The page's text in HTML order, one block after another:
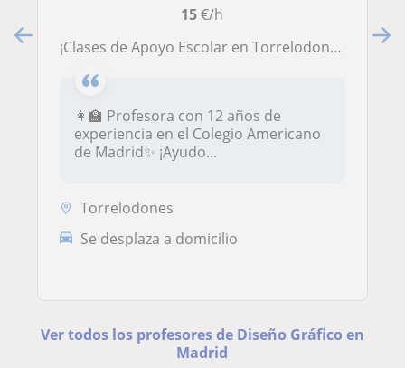
15€/h
¡Clases de Apoyo Escolar en Torrelodones! 📚🎓
👩‍🏫 Profesora con 12 años de
experiencia en el Colegio Americano
de Madrid✨ ¡Ayudo...
Torrelodones
Se desplaza a domicilio
Ver todos los profesores de Diseño Gráfico en
Madrid